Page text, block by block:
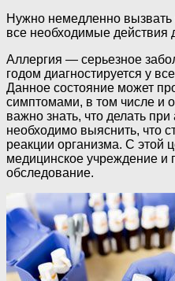
Нужно немедленно
все необходимые действия
Аллергия — серьезное
годом диагностируется у
Данное состояние может
симптомами, в том числе и
важно знать, что делать
необходимо выяснить, что
реакции организма. С этой
медицинское учреждение и
обследование.